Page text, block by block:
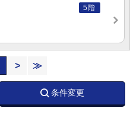
5階
> ≫
条件変更